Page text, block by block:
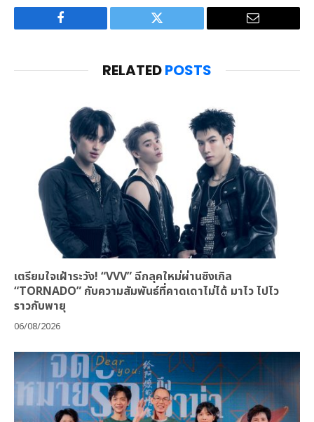
Facebook Twitter Email
RELATEDPOSTS
เตรียมใจเฝ้าระวัง! “VVV” ฉีกลุคใหม่ผ่านซิงเกิล
“TORNADO” กับความสัมพันธ์ที่คาดเดาไม่ได้ มาไว ไปไว
ราวกับพายุ
06/08/2026